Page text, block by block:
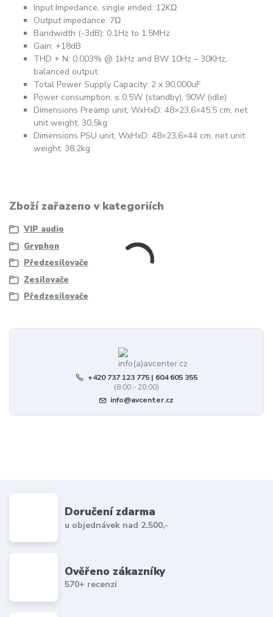
Input Impedance, single ended: 12KΩ
Output impedance: 7Ω
Bandwidth (-3dB): 0.1Hz to 1.5MHz
Gain: +18dB
THD + N: 0.003% @ 1kHz and BW 10Hz – 30KHz,
balanced output
Total Power Supply Capacity: 2 x 90,000uF
Power consumption: ≤ 0.5W (standby), 90W (idle)
Dimensions Preamp unit, WxHxD: 48×23,6×45,5 cm, net
unit weight. 30,5kg
Dimensions PSU unit, WxHxD: 48×23,6×44 cm, net unit
weight. 38,2kg
Zboží zařazeno v kategoriích
VIP audio
Gryphon
Předzesilovače
Zesilovače
Předzesilovače
+420 737 123 775 | 604 605 355
(8:00 - 20:00)
info@avcenter.cz
Doručení zdarma
u objednávek nad 2.500,-
Ověřeno zákazníky
570+ recenzí